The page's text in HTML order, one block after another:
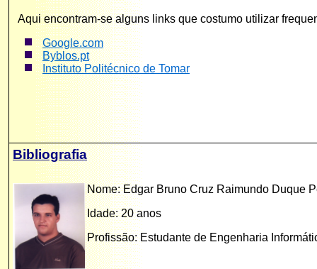
Aqui encontram-se alguns links que costumo utilizar
Google.com
Byblos.pt
Instituto Politécnico de Tomar
Bibliografia
Nome: Edgar Bruno Cruz Raimundo Duque
Idade: 20 anos
Profissão: Estudante de Engenharia